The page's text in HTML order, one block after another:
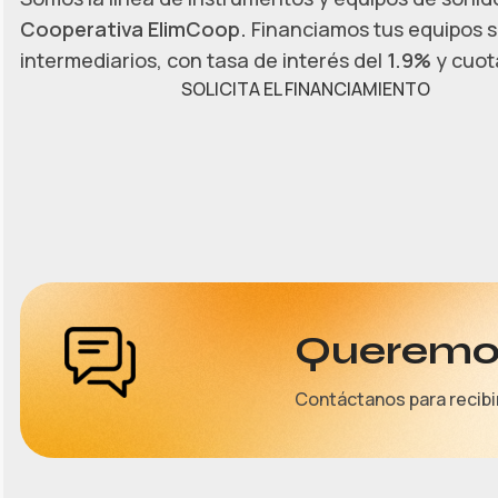
Cooperativa ElimCoop. Financiamos tus equipos
intermediarios, con tasa de interés del 1.9% y
SOLICITA EL FINANCIAMIENTO
Contáctanos para